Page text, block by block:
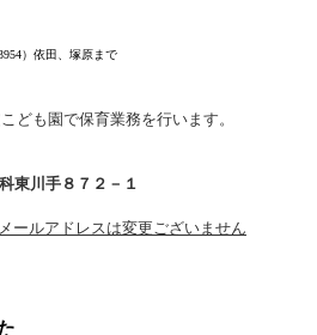
）依田、塚原まで
ども園で保育業務を行います。
東川手８７２－１
ールアドレスは変更ございません